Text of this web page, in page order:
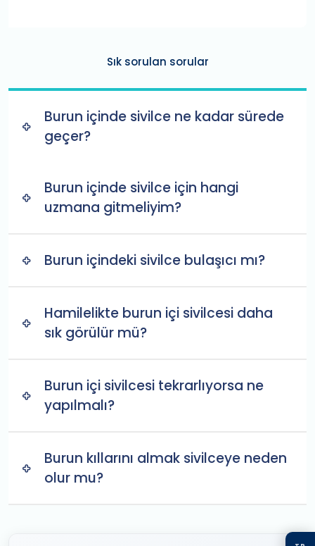
Sık sorulan sorular
Burun içinde sivilce ne kadar sürede
geçer?
Burun içinde sivilce için hangi
uzmana gitmeliyim?
Burun içindeki sivilce bulaşıcı mı?
Hamilelikte burun içi sivilcesi daha
sık görülür mü?
Burun içi sivilcesi tekrarlıyorsa ne
yapılmalı?
Burun kıllarını almak sivilceye neden
olur mu?